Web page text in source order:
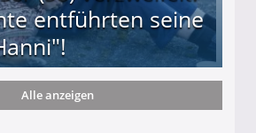
entführten seine
"Hanni"!
Alle anzeigen